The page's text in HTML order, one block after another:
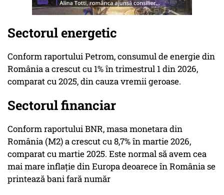
Sectorul energetic
Conform raportului Petrom, consumul de energie din
România a crescut cu 1% în trimestrul 1 din 2026,
comparat cu 2025, din cauza vremii geroase.
Sectorul financiar
Conform raportului BNR, masa monetara din
România (M2) a crescut cu 8,7% în martie 2026,
comparat cu martie 2025. Este normal să avem cea
mai mare inflație din Europa deoarece în România se
printează bani fară număr